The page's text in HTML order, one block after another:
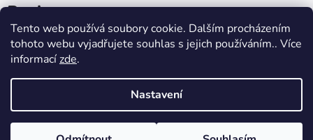
Tento web používá soubory cookie. Dalším procházením
tohoto webu vyjadřujete souhlas s jejich používáním.. Více
informacízde.
Nastavení
Popis
Parametry